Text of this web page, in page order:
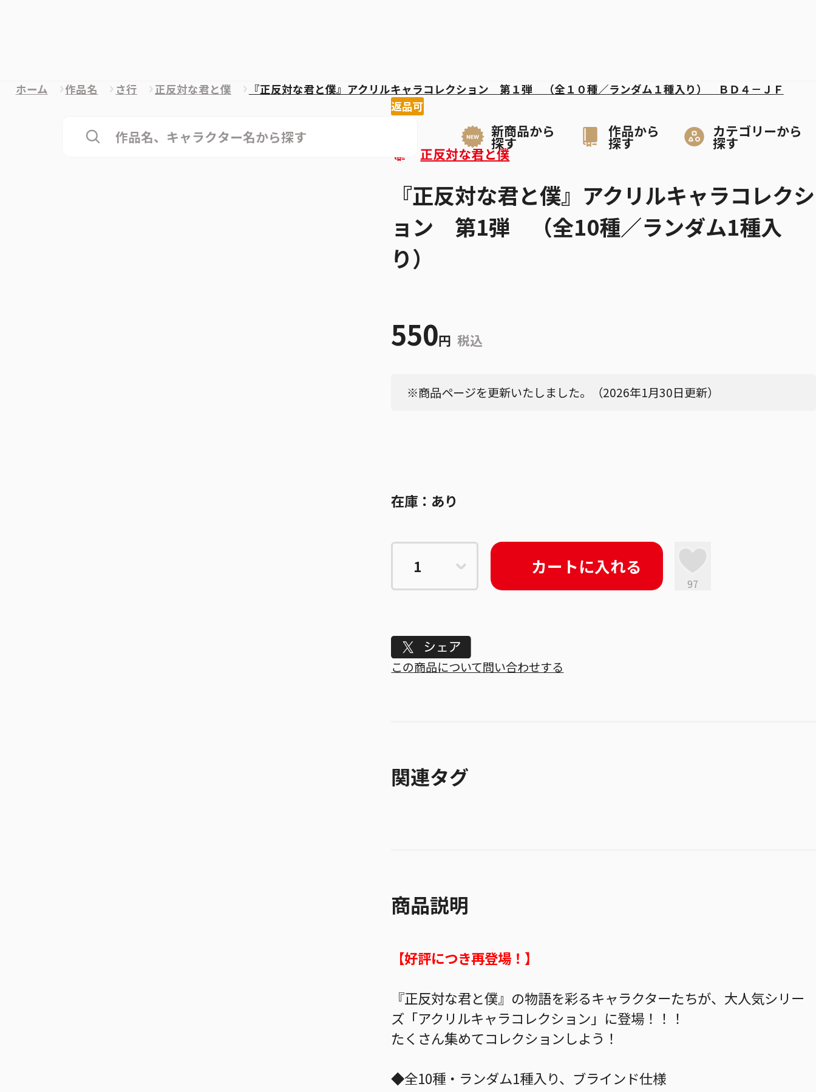
新商品から
探す
作品から
探す
カテゴリーから
探す
ホーム 作品名 さ行 正反対な君と僕 『正反対な君と僕』アクリルキャラコレクション 第１弾 （全１０種／ランダム１種入り） ＢＤ４－ＪＦ
返品可
正反対な君と僕
『正反対な君と僕』アクリルキャラコレクシ
ョン 第1弾 （全10種／ランダム1種入
り）
550円 税込
※商品ページを更新いたしました。（2026年1月30日更新）
在庫： あり
カートに入れる
97
Tweet
この商品について問い合わせする
関連タグ
商品説明
【好評につき再登場！】
『正反対な君と僕』の物語を彩るキャラクターたちが、大人気シリー
ズ「アクリルキャラコレクション」に登場！！！
たくさん集めてコレクションしよう！
◆全10種・ランダム1種入り、ブラインド仕様